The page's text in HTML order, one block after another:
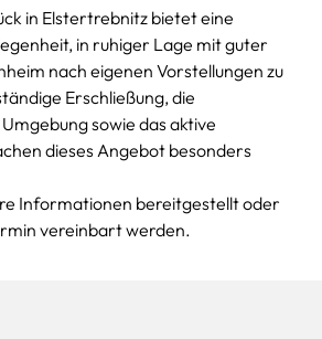
in Elstertrebnitz bietet eine
in ruhiger Lage mit guter
nach eigenen Vorstellungen zu
Erschließung, die
sowie das aktive
dieses Angebot besonders
Informationen bereitgestellt oder
vereinbart werden.